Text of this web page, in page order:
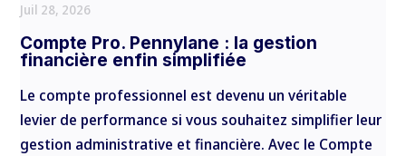
Compte Pro. Pennylane : la gestion
financière enfin simplifiée
Juil 28, 2026
Le compte professionnel est devenu un véritable
levier de performance si vous souhaitez simplifier leur
gestion administrative et financière. Avec le Compte